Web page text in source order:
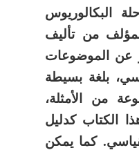
البكالوريوس
من تأليف
عن الموضوعات
بلغة بسيطة
من الأمثلة،
الكتاب كدليل
كما يمكن